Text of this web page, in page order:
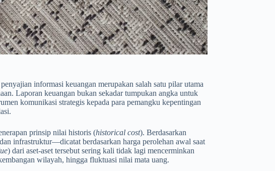
informasi keuangan merupakan salah satu pilar utama
Laporan keuangan bukan sekadar tumpukan angka untuk
komunikasi strategis kepada para pemangku kepentingan
prinsip nilai historis (historical cost). Berdasarkan
infrastruktur—dicatat berdasarkan harga perolehan awal saat
) dari aset-aset tersebut sering kali tidak lagi mencerminkan
wilayah, hingga fluktuasi nilai mata uang.